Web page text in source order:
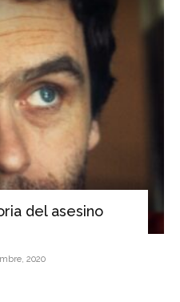
del asesino
2020